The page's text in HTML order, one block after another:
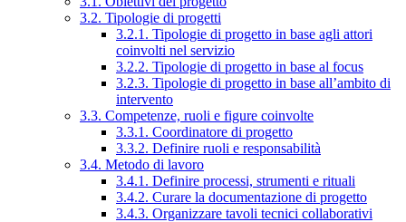
3.2. Tipologie di progetti
3.2.1. Tipologie di progetto in base agli attori
coinvolti nel servizio
3.2.2. Tipologie di progetto in base al focus
3.2.3. Tipologie di progetto in base all’ambito di
intervento
3.3. Competenze, ruoli e figure coinvolte
3.3.1. Coordinatore di progetto
3.3.2. Definire ruoli e responsabilità
3.4. Metodo di lavoro
3.4.1. Definire processi, strumenti e rituali
3.4.2. Curare la documentazione di progetto
3.4.3. Organizzare tavoli tecnici collaborativi